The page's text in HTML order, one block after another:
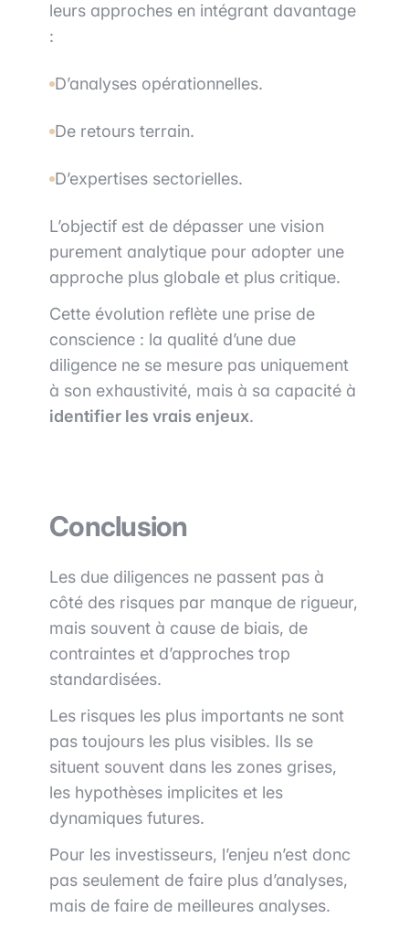
leurs approches en intégrant davantage
:
D’analyses opérationnelles.
De retours terrain.
D’expertises sectorielles.
L’objectif est de dépasser une vision
purement analytique pour adopter une
approche plus globale et plus critique.
Cette évolution reflète une prise de
conscience : la qualité d’une due
diligence ne se mesure pas uniquement
à son exhaustivité, mais à sa capacité à
identifier les vrais enjeux.
Conclusion
Les due diligences ne passent pas à
côté des risques par manque de rigueur,
mais souvent à cause de biais, de
contraintes et d’approches trop
standardisées.
Les risques les plus importants ne sont
pas toujours les plus visibles. Ils se
situent souvent dans les zones grises,
les hypothèses implicites et les
dynamiques futures.
Pour les investisseurs, l’enjeu n’est donc
pas seulement de faire plus d’analyses,
mais de faire de meilleures analyses.